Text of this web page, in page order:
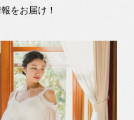
をお届け！